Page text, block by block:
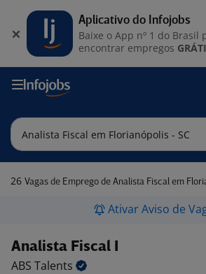
26 Vagas de Emprego de Analista Fiscal em
Ativar Aviso de
Analista Fiscal I
ABS Talents
Aplicativo do Infojobs
Baixe o App nº 1 do Brasil
encontrar empregos